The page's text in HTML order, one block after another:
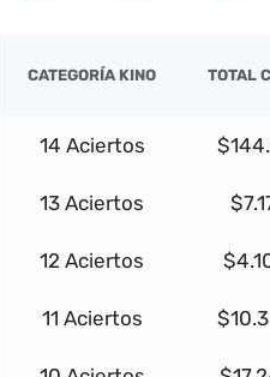
CATEGORÍA KINO TOTAL
14 Aciertos
13 Aciertos
12 Aciertos
11 Aciertos